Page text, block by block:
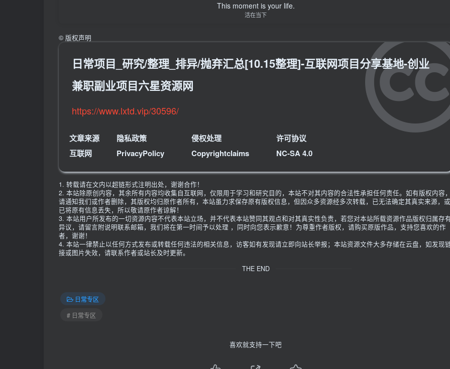
This moment is your life.
活在当下
© 版权声明
日常项目_研究/整理_排异/抛弃汇总[10.15整理]-互联网项目分享基地-创业
兼职副业项目六星资源网
https://www.lxtd.vip/30596/
文章来源
互联网
隐私政策
PrivacyPolicy
侵权处理
Copyrightclaims
许可协议
NC-SA 4.0
1. 转载请在文内以超链形式注明出处，谢谢合作！
2. 本站除原创内容，其余所有内容均收集自互联网，仅限用于学习和研究目的，本站不对其内容的合法性承担任何责任。如有版权内容，
请通知我们或作者删除，其版权均归原作者所有，本站虽力求保存原有版权信息，但因众多资源经多次转载，已无法确定其真实来源，或
已将原有信息丢失，所以敬请原作者谅解！
3. 本站用户所发布的一切资源内容不代表本站立场，并不代表本站赞同其观点和对其真实性负责，若您对本站所载资源作品版权归属存
异议，请留言附说明联系邮箱，我们将在第一时间予以处理 ，同时向您表示歉意！为尊重作者版权，请购买原版作品，支持您喜欢的作
者，谢谢！
4. 本站一律禁止以任何方式发布或转载任何违法的相关信息，访客如有发现请立即向站长举报；本站资源文件大多存储在云盘，如发现
接或图片失效，请联系作者或站长及时更新。
THE END
日常专区
# 日常专区
喜欢就支持一下吧